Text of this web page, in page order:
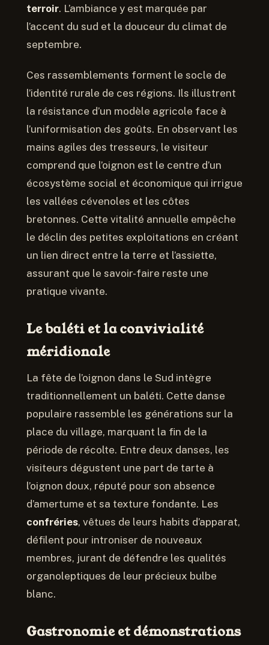
terroir. L’ambiance y est marquée par
l’accent du sud et la douceur du climat de
septembre.
Ces rassemblements forment le socle de
l’identité rurale de ces régions. Ils illustrent
la résistance d’un modèle agricole face à
l’uniformisation des goûts. En observant les
mains agiles des tresseurs, le visiteur
comprend que l’oignon est le centre d’un
écosystème social et économique qui irrigue
les vallées cévenoles et les côtes
bretonnes. Cette vitalité annuelle empêche
le déclin des petites exploitations en créant
un lien direct entre la terre et l’assiette,
assurant que le savoir-faire reste une
pratique vivante.
Le baléti et la convivialité
méridionale
La fête de l’oignon dans le Sud intègre
traditionnellement un baléti. Cette danse
populaire rassemble les générations sur la
place du village, marquant la fin de la
période de récolte. Entre deux danses, les
visiteurs dégustent une part de tarte à
l’oignon doux, réputé pour son absence
d’amertume et sa texture fondante. Les
confréries, vêtues de leurs habits d’apparat,
défilent pour introniser de nouveaux
membres, jurant de défendre les qualités
organoleptiques de leur précieux bulbe
blanc.
Gastronomie et démonstrations